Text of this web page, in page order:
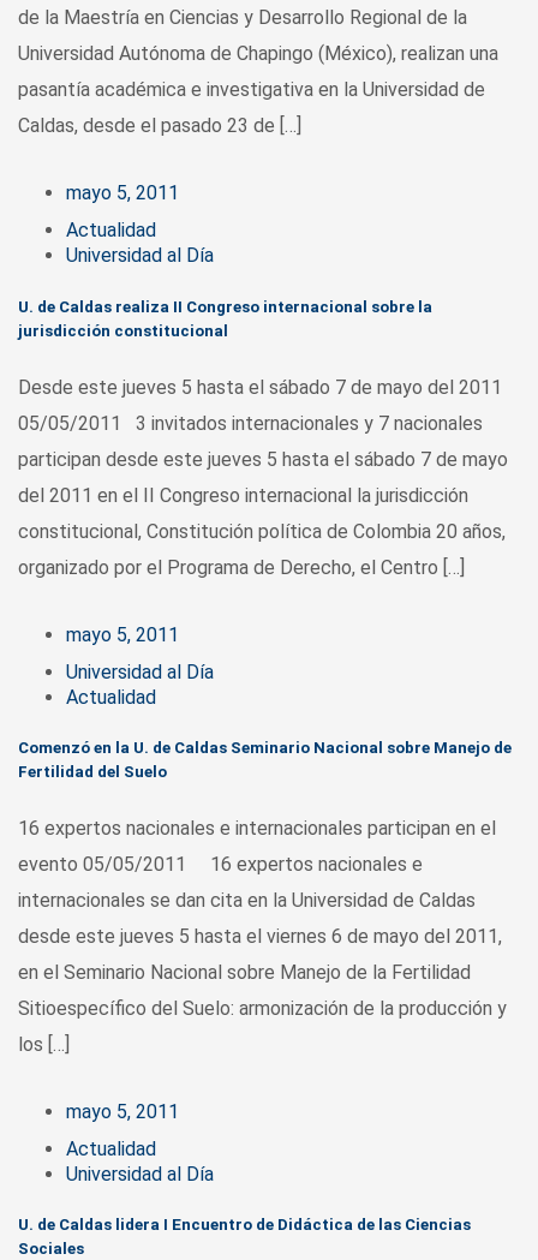
de la Maestría en Ciencias y Desarrollo Regional de la
Universidad Autónoma de Chapingo (México), realizan una
pasantía académica e investigativa en la Universidad de
Caldas, desde el pasado 23 de […]
mayo 5, 2011
Actualidad
Universidad al Día
U. de Caldas realiza II Congreso internacional sobre la
jurisdicción constitucional
Desde este jueves 5 hasta el sábado 7 de mayo del 2011
05/05/2011 3 invitados internacionales y 7 nacionales
participan desde este jueves 5 hasta el sábado 7 de mayo
del 2011 en el II Congreso internacional la jurisdicción
constitucional, Constitución política de Colombia 20 años,
organizado por el Programa de Derecho, el Centro […]
mayo 5, 2011
Universidad al Día
Actualidad
Comenzó en la U. de Caldas Seminario Nacional sobre Manejo de
Fertilidad del Suelo
16 expertos nacionales e internacionales participan en el
evento 05/05/2011 16 expertos nacionales e
internacionales se dan cita en la Universidad de Caldas
desde este jueves 5 hasta el viernes 6 de mayo del 2011,
en el Seminario Nacional sobre Manejo de la Fertilidad
Sitioespecífico del Suelo: armonización de la producción y
los […]
mayo 5, 2011
Actualidad
Universidad al Día
U. de Caldas lidera I Encuentro de Didáctica de las Ciencias
Sociales